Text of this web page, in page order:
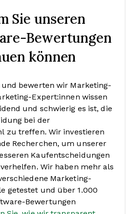
Sie unseren
Bewertungen
können
und bewerten wir Marketing-
Expert:innen wissen
und schwierig es ist, die
bei der
zu treffen. Wir investieren
Recherchen, um unserer
Kaufentscheidungen
Wir haben mehr als
Marketing-
getestet und über 1.000
Bewertungen